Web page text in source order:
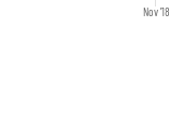
Nov '18